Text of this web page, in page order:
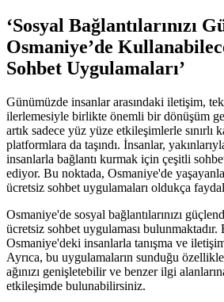
‘Sosyal Bağlantılarınızı
Osmaniye’de
Sohbet Uygulamaları’
Günümüzde insanlar arasındaki iletişim,
ilerlemesiyle birlikte önemli bir dönüşüm
artık sadece yüz yüze etkileşimlerle sınırlı
platformlara da taşındı. İnsanlar,
insanlarla bağlantı kurmak için çeşitli
ediyor. Bu noktada, Osmaniye'de
ücretsiz sohbet uygulamaları oldukça
Osmaniye'de sosyal bağlantılarınızı
ücretsiz sohbet uygulaması
Osmaniye'deki insanlarla tanışma ve
Ayrıca, bu uygulamaların sunduğu
ağınızı genişletebilir ve benzer ilgi
etkileşimde bulunabilirsiniz.